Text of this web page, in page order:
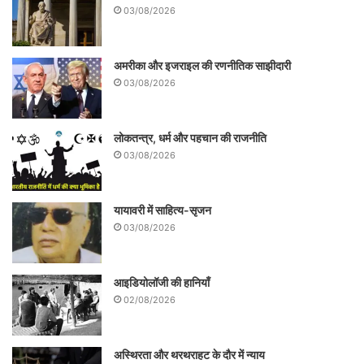
गया।
भाजपा नेता शुरुआत से ही कहते रहे हैं कि कमलनाथ
03/08/2026
अमरीका और इजराइल की रणनीतिक साझीदारी
03/08/2026
लोकतन्त्र, धर्म और पहचान की राजनीति
03/08/2026
यायावरी में साहित्य-सृजन
03/08/2026
आइडियोलॉजी की हानियाँ
02/08/2026
अस्थिरता और थरथराहट के दौर में न्याय